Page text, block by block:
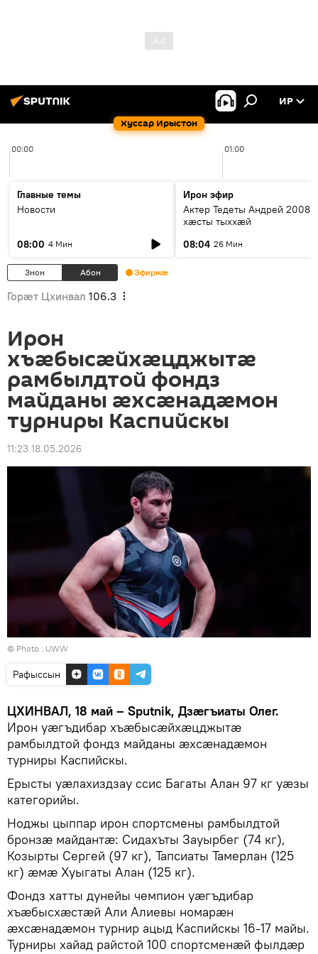
Хуссар Ирыстон
ИР
00:00 01:00
Главные темы
Новости
08:00 4 Мин
Ирон эфир
Актер Тедеты Андрей 2008
хæсты тыххæй
08:04 26 Мин
Знон Абон Эфирмæ
Горӕт Цхинвал 106.3
Ирон
хъæбысæйхæцджытæ
рамбылдтой фондз
майданы æхсæнадæмон
турниры Каспийскы
11:23 18.05.2026
© Photo : UWW
Рафыссын
ЦХИНВАЛ, 18 май – Sputnik, Дзæгъиаты Олег.
Ирон уæгъдибар хъæбысæйхæцджытæ
рамбылдтой фондз майданы æхсæнадæмон
турниры Каспийскы.
Ерысты уæлахиздзау ссис Багаты Алан 97 кг уæзы
категорийы.
Ноджы цыппар ирон спортсмены рамбылдтой
бронзæ майдантæ: Сидахъты Зауырбег (74 кг),
Козырты Сергей (97 кг), Тапсиаты Тамерлан (125
кг) æмæ Хуыгаты Алан (125 кг).
Фондз хатты дунейы чемпион уæгъдибар
хъæбысхæстæй Али Алиевы номарæн
æхсæнадæмон турнир ацыд Каспийскы 16-17 майы.
Турниры хайад райстой 100 спортсменæй фылдæр